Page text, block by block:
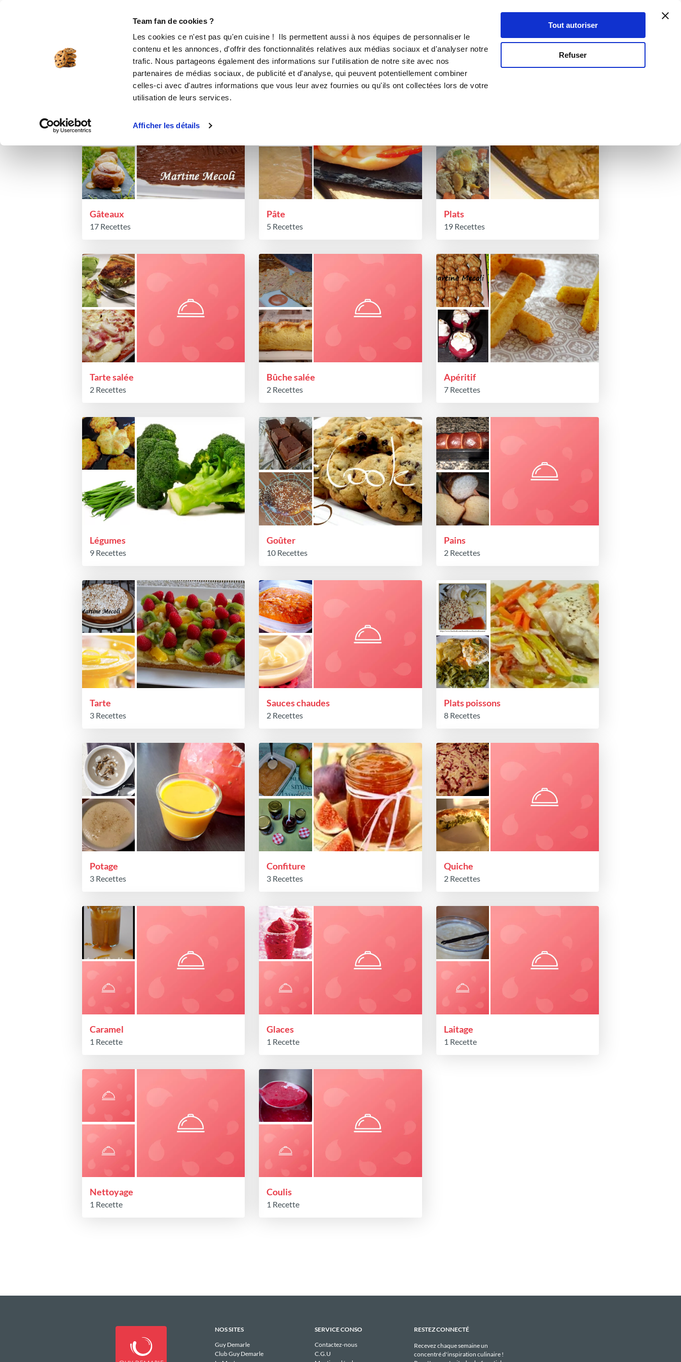
Team fan de cookies ?
Les cookies ce n'est pas qu'en cuisine ! Ils permettent aussi à nos équipes de personnaliser le
contenu et les annonces, d'offrir des fonctionnalités relatives aux médias sociaux et d'analyser notre
trafic. Nous partageons également des informations sur l'utilisation de notre site avec nos
partenaires de médias sociaux, de publicité et d'analyse, qui peuvent potentiellement combiner
celles-ci avec d'autres informations que vous leur avez fournies ou qu'ils ont collectées lors de votre
utilisation de leurs services.
Afficher les détails
Tout autoriser
Refuser
Se connecter
Les listes de favoris publiques de patrol
Dernières modifications
Goûter
10 Recettes
Légumes
9 Recettes
Tarte
3 Recettes
Bûche salée
2 Recettes
Coulis
1 Recette
Potage
3 Recettes
Pâte
5 Recettes
Confiture
3 Recettes
Pains
2 Recettes
Nettoyage
1 Recette
Plats poissons
8 Recettes
Sauces chaudes
2 Recettes
Laitage
1 Recette
Glaces
1 Recette
Caramel
1 Recette
Quiche
2 Recettes
Apéritif
7 Recettes
Plats
19 Recettes
Tarte salée
2 Recettes
Gâteaux
17 Recettes
NOS SITES
Guy Demarle
Club Guy Demarle
SERVICE CONSO
Contactez-nous
C.G.U
RESTEZ CONNECTÉ
Recevez chaque semaine un
concentré d'inspiration culinaire !